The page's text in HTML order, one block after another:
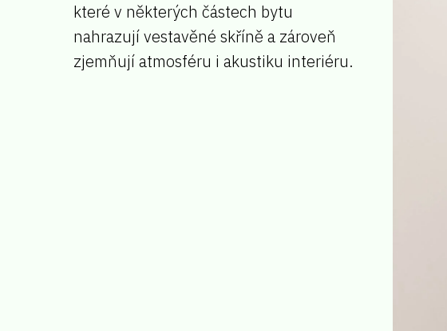
které v některých částech bytu
nahrazují vestavěné skříně a zároveň
zjemňují atmosféru i akustiku interiéru.